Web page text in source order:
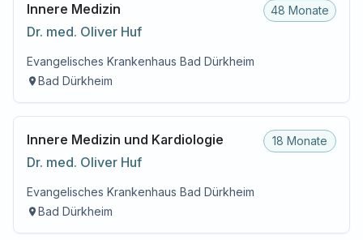
Innere Medizin
Dr. med. Oliver Huf
48 Monate
Evangelisches Krankenhaus Bad Dürkheim
Bad Dürkheim
Innere Medizin und Kardiologie
Dr. med. Oliver Huf
18 Monate
Evangelisches Krankenhaus Bad Dürkheim
Bad Dürkheim